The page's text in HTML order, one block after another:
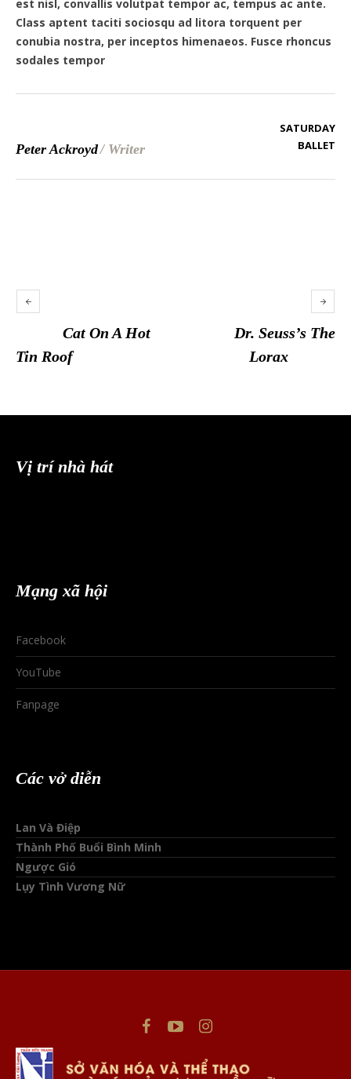
est nisl, convallis volutpat tempor ac, tempus ac ante.
Class aptent taciti sociosqu ad litora torquent per
conubia nostra, per inceptos himenaeos. Fusce rhoncus
sodales tempor
Peter Ackroyd/ Writer
SATURDAY
BALLET
Cat On A Hot
Tin Roof
Dr. Seuss’s The
Lorax
Vị trí nhà hát
Mạng xã hội
Facebook
YouTube
Fanpage
Các vở diễn
Lan Và Điệp
Thành Phố Buổi Bình Minh
Ngược Gió
Lụy Tình Vương Nữ